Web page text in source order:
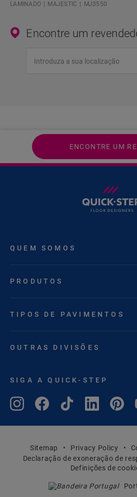
LAMINADO MAJESTIC MJ3550
Encontre um
ENCONTRE UM
QUEM SOMOS
PRODUTOS
TIPOS DE PAVIMENTOS
OUTRAS DIVISÕES
SIGA A QUICK-STEP
Sitemap Privacy Policy
Declaração de exoneração de
Definições de